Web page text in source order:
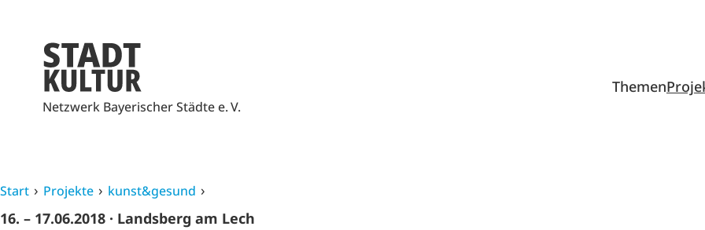
Netzwerk Bayerischer Städte e. V.
Themen
Start Projekte kunst&gesund
16. – 17.06.2018 · Landsberg am Lech